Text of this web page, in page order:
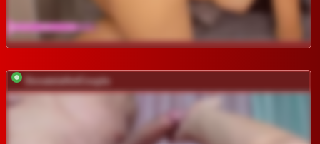
DonatelaHotCouple